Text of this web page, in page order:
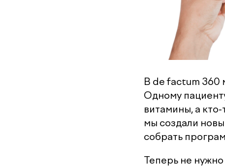
В de factum 360
Одному
витамины, а
мы создали
собрать
Теперь не